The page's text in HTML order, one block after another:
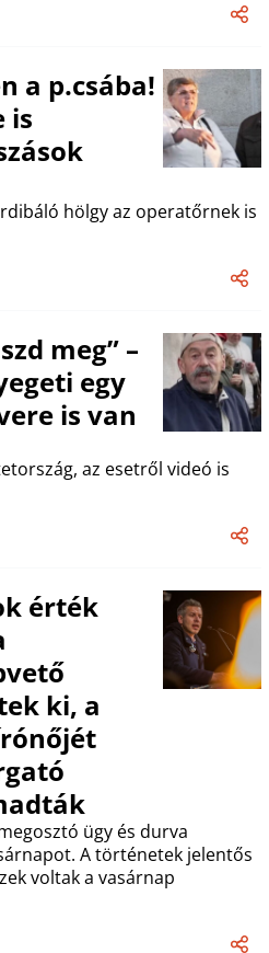
a p.csába!
is
hölgy az operatőrnek is
meg” –
egy
is van
az esetről videó is
érték
ki, a
ügy és durva
A történetek jelentős
voltak a vasárnap